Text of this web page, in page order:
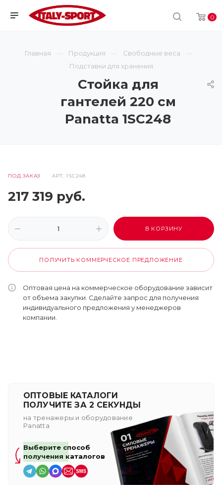
0
Главная Продукция
Свободные веса
Подставки для хранения
Стойка для
гантелей 220 см
Panatta 1SC248
ПОД ЗАКАЗ АРТ.1SC248
217 319 руб.
В КОРЗИНУ
ПОЛУЧИТЬ КОММЕРЧЕСКОЕ ПРЕДЛОЖЕНИЕ
Оптовая цена на коммерческое оборудование зависит
от объема закупки. Сделайте запрос для получения
индивидуального предложения у менеджеров
компании.
ОПТОВЫЕ КАТАЛОГИ
ПОЛУЧИТЕ ЗА 2 СЕКУНДЫ
на тренажеры и оборудование
Panatta
Выберите способ
получения каталогов